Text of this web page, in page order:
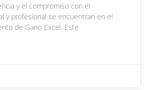
y el compromiso con el
y profesional se encuentran en el
de Gano Excel. Este